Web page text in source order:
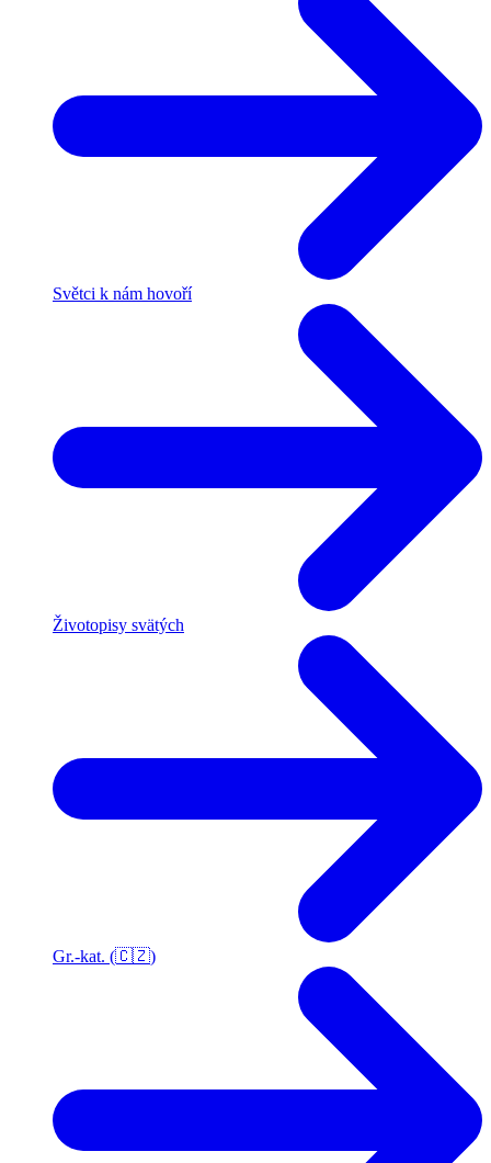
Světci k nám hovoří
Životopisy svätých
Gr.-kat. (🇨🇿)